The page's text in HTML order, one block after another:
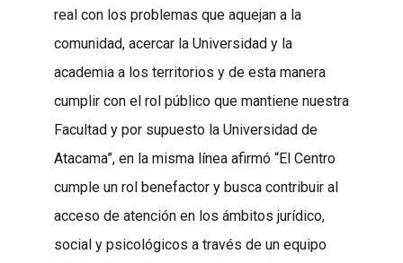
real con los problemas que aquejan a la
comunidad, acercar la Universidad y la
academia a los territorios y de esta manera
cumplir con el rol público que mantiene nuestra
Facultad y por supuesto la Universidad de
Atacama”, en la misma línea afirmó “El Centro
cumple un rol benefactor y busca contribuir al
acceso de atención en los ámbitos jurídico,
social y psicológicos a través de un equipo